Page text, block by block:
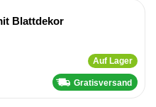
Blattdekor
Auf Lager
Gratisversand